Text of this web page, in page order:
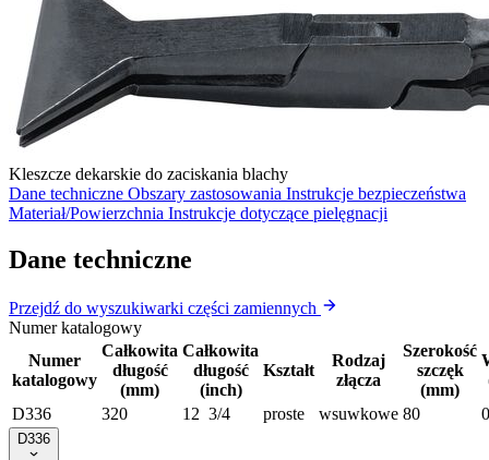
Kleszcze dekarskie do zaciskania blachy
Dane techniczne Obszary zastosowania Instrukcje bezpieczeństwa
Materiał/Powierzchnia Instrukcje dotyczące pielęgnacji
Dane techniczne
Przejdź do wyszukiwarki części zamiennych
Numer katalogowy
Numer
katalogowy
Całkowita
długość
(mm)
Całkowita
długość
(inch)
Kształt
Rodzaj
złącza
Szerokość
szczęk
(mm)
D336
320 12 3/4 proste wsuwkowe 80
D336